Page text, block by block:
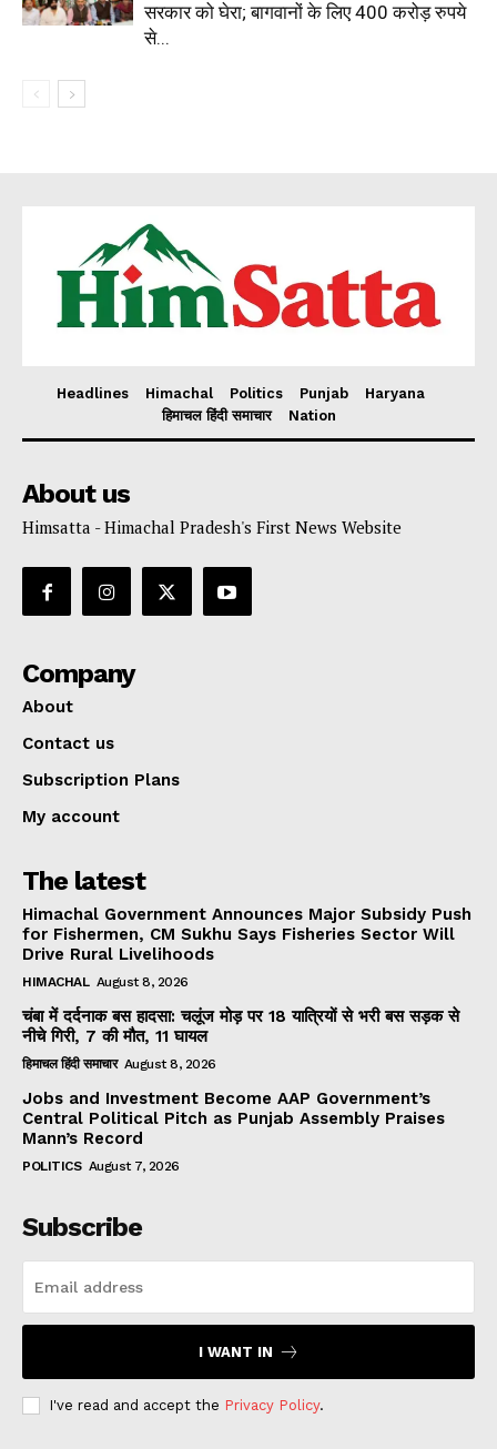
सरकार को घेरा; बागवानों के लिए 400 करोड़ रुपये
से...
Headlines Himachal Politics Punjab
Haryana
हिमाचल हिंदी समाचार
Nation
About us
Himsatta - Himachal Pradesh's First News Website
Company
About
Contact us
Subscription Plans
My account
The latest
Himachal Government Announces Major Subsidy Push
for Fishermen, CM Sukhu Says Fisheries Sector Will
Drive Rural Livelihoods
HIMACHAL August 8, 2026
चंबा में दर्दनाक बस हादसा: चलूंज मोड़ पर 18 यात्रियों से भरी बस सड़क से
नीचे गिरी, 7 की मौत, 11 घायल
हिमाचल हिंदी समाचार August 8, 2026
Jobs and Investment Become AAP Government’s
Central Political Pitch as Punjab Assembly Praises
Mann’s Record
POLITICS August 7, 2026
Subscribe
I WANT IN
I've read and accept the Privacy Policy.